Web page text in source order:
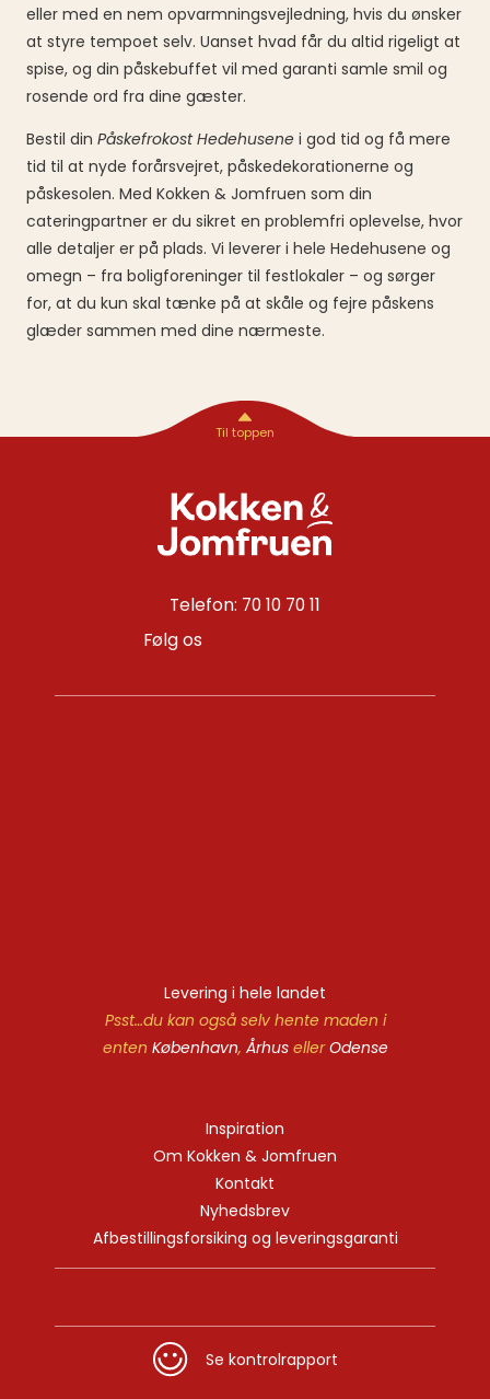
eller med en nem opvarmningsvejledning, hvis du ønsker
at styre tempoet selv. Uanset hvad får du altid rigeligt at
spise, og din påskebuffet vil med garanti samle smil og
rosende ord fra dine gæster.
Bestil din Påskefrokost Hedehusene i god tid og få mere
tid til at nyde forårsvejret, påskedekorationerne og
påskesolen. Med Kokken & Jomfruen som din
cateringpartner er du sikret en problemfri oplevelse, hvor
alle detaljer er på plads. Vi leverer i hele Hedehusene og
omegn – fra boligforeninger til festlokaler – og sørger
for, at du kun skal tænke på at skåle og fejre påskens
glæder sammen med dine nærmeste.
Telefon: 70 10 70 11
Følg os
Levering i hele landet
Psst…du kan også selv hente maden i
enten København, ÅrhusellerOdense
Inspiration
Om Kokken & Jomfruen
Kontakt
Nyhedsbrev
Afbestillingsforsiking og leveringsgaranti
Se kontrolrapport